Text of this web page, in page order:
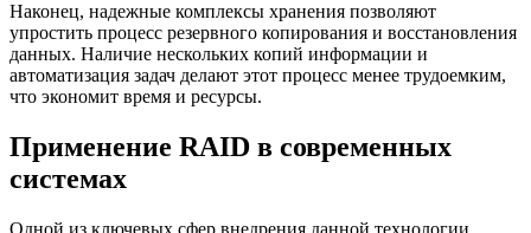
Наконец, надежные комплексы хранения позволяют
упростить процесс резервного копирования и восстановления
данных. Наличие нескольких копий информации и
автоматизация задач делают этот процесс менее трудоемким,
что экономит время и ресурсы.
Применение RAID в современных
системах